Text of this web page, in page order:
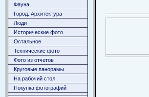
Фауна
Город. Архитектура
Люди
Исторические фото
Остальное
Технические фото
Фото из отчетов
Круговые панорамы
На рабочий стол
Покупка фотографий